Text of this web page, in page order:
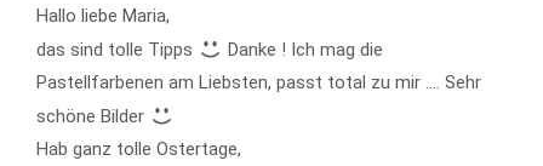
Hallo liebe Maria,
das sind tolle Tipps
Danke ! Ich mag die
Pastellfarbenen am Liebsten, passt total zu mir …. Sehr
schöne Bilder
Hab ganz tolle Ostertage,